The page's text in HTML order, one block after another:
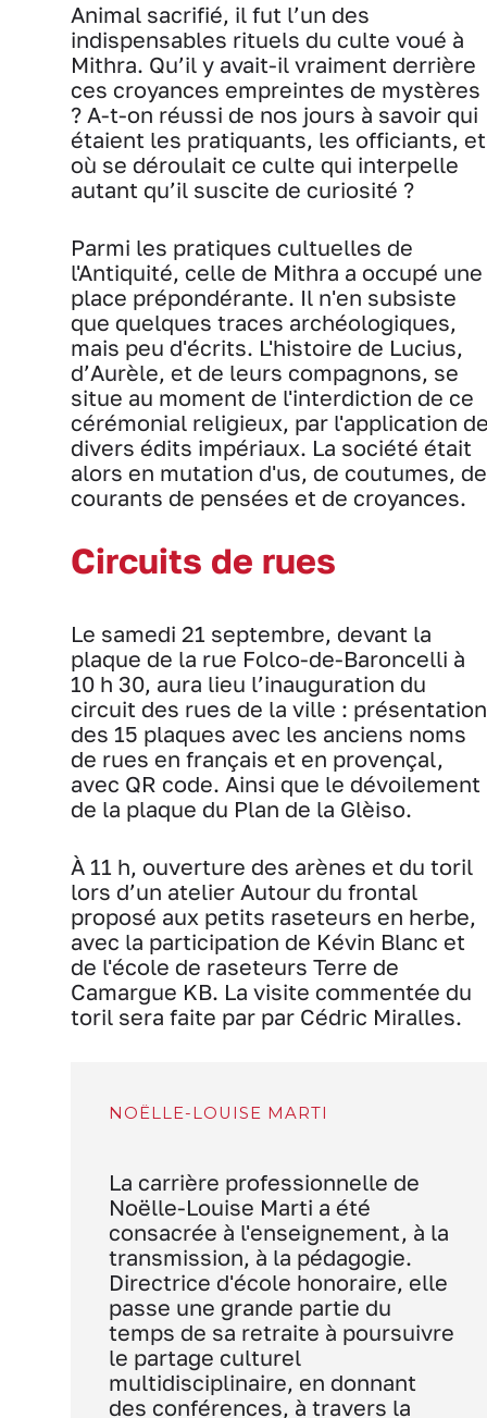
Animal sacrifié, il fut l’un des
indispensables rituels du culte voué à
Mithra. Qu’il y avait-il vraiment derrière
ces croyances empreintes de mystères
? A-t-on réussi de nos jours à savoir qui
étaient les pratiquants, les officiants, et
où se déroulait ce culte qui interpelle
autant qu’il suscite de curiosité ?
Parmi les pratiques cultuelles de
l'Antiquité, celle de Mithra a occupé une
place prépondérante. Il n'en subsiste
que quelques traces archéologiques,
mais peu d'écrits. L'histoire de Lucius,
d’Aurèle, et de leurs compagnons, se
situe au moment de l'interdiction de ce
cérémonial religieux, par l'application
divers édits impériaux. La société était
alors en mutation d'us, de coutumes, de
courants de pensées et de croyances.
Circuits de rues
Le samedi 21 septembre, devant la
plaque de la rue Folco-de-Baroncelli à
10 h 30, aura lieu l’inauguration du
circuit des rues de la ville : présentation
des 15 plaques avec les anciens noms
de rues en français et en provençal,
avec QR code. Ainsi que le dévoilement
de la plaque du Plan de la Glèiso.
À 11 h, ouverture des arènes et du toril
lors d’un atelier Autour du frontal
proposé aux petits raseteurs en herbe,
avec la participation de Kévin Blanc et
de l'école de raseteurs Terre de
Camargue KB. La visite commentée du
toril sera faite par par Cédric Miralles.
NOËLLE-LOUISE MARTI
La carrière professionnelle de
Noëlle-Louise Marti a été
consacrée à l'enseignement, à la
transmission, à la pédagogie.
Directrice d'école honoraire, elle
passe une grande partie du
temps de sa retraite à poursuivre
le partage culturel
multidisciplinaire, en donnant
des conférences, à travers la